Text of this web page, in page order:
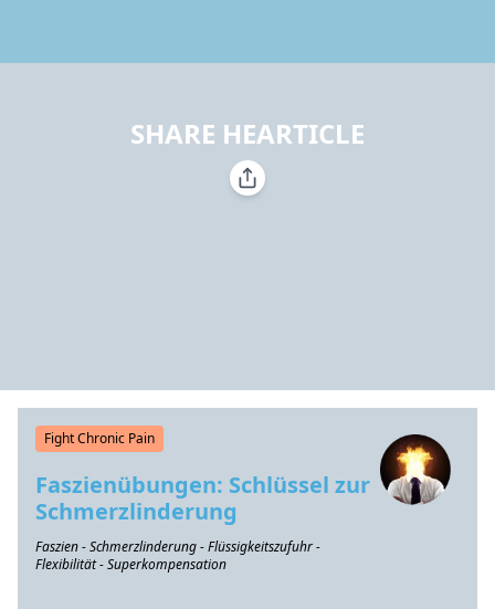
SHARE HEARTICLE
Fight Chronic Pain
Faszienübungen: Schlüssel zur
Schmerzlinderung
Faszien - Schmerzlinderung - Flüssigkeitszufuhr -
Flexibilität - Superkompensation